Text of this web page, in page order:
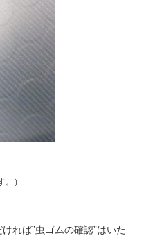
）
れば”虫ゴムの確認”はいた